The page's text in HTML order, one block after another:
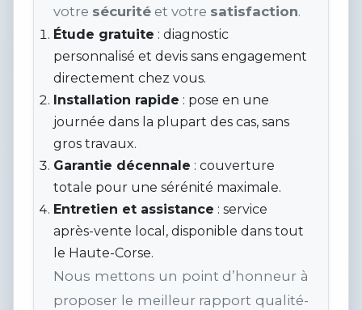
votre sécurité et votre satisfaction.
Étude gratuite : diagnostic
personnalisé et devis sans engagement
directement chez vous.
Installation rapide : pose en une
journée dans la plupart des cas, sans
gros travaux.
Garantie décennale : couverture
totale pour une sérénité maximale.
Entretien et assistance : service
après-vente local, disponible dans tout
le Haute-Corse.
Nous mettons un point d’honneur à
proposer le meilleur rapport qualité-